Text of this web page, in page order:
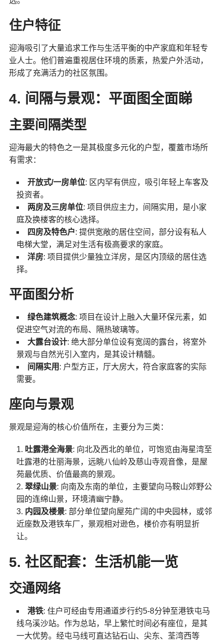
住户特征
迎海吸引了大量追求工作与生活平衡的中产家庭和年轻专
业人士。他们普遍重视居住环境的质素，热爱户外活动，
形成了充满活力的社区氛围。
4. 间隔与景观：平面图全面睇
主要间隔类型
迎海最大的特色之一是其极度多元化的户型，覆蓋市场所
有需求：
开放式/一房单位: 区内罕有供应，吸引年轻上车客及
投资者。
两房及三房单位: 项目供应主力，间隔实用，是小家
庭及换楼客的核心选择。
四房及特色户: 提供宽敞的居住空间，部分设有私人
电梯大堂，满足对生活有极高要求的家庭。
洋房: 项目提供少量独立洋房，是区内顶级的居住选
择。
平面图分析
绿色建筑概念: 项目在设计上融入大量环保元素，如
促进空气对流的布局、隔热玻璃等。
大露台设计: 绝大部分单位设有宽阔的露台，将室外
景观与自然光引入室内，是其设计精髓。
间隔实用 : 户型方正，厅大房大，符合家庭客的实际
需要。
座向与景观
景观是迎海的核心价值所在，主要分为三类：
吐露港全海景: 向北及西北的单位，可饱览由海星湾至
吐露港的壮丽海景，远眺八仙岭及慈山寺观音像，是屋
苑最优质、价值最高的景观。
翠绿山景: 向南及东南的单位，主要望向马鞍山郊野公
园的连绵山景，环境清幽宁静。
内园及楼景: 部分单位望向屋苑广阔的中央园林，或邻
近座数及港铁车厂，景观相对逊色，楼价亦有明显折
让。
5. 社区配套：生活机能一览
交通网络
港铁: 住户可经由专用通道步行约5-8分钟至港铁屯马
线乌溪沙站。作为总站，早上繁忙时间必有座位，是其
一大优势。经屯马线可直达钻石山、尖东、荃湾西等